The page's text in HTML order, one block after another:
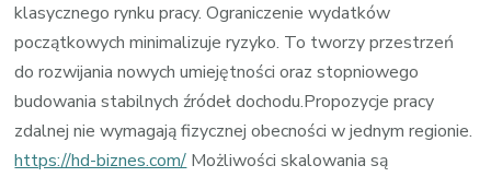
klasycznego rynku pracy. Ograniczenie wydatków
początkowych minimalizuje ryzyko. To tworzy przestrzeń
do rozwijania nowych umiejętności oraz stopniowego
budowania stabilnych źródeł dochodu.Propozycje pracy
zdalnej nie wymagają fizycznej obecności w jednym regionie.
https://hd-biznes.com/ Możliwości skalowania są